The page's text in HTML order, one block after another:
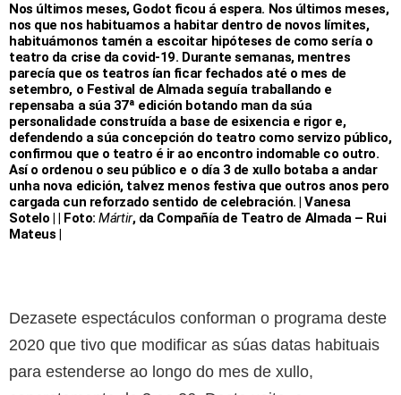
Nos últimos meses, Godot ficou á espera. Nos últimos meses,
nos que nos habituamos a habitar dentro de novos límites,
habituámonos tamén a escoitar hipóteses de como sería o
teatro da crise da covid-19. Durante semanas, mentres
parecía que os teatros ían ficar fechados até o mes de
setembro, o Festival de Almada seguía traballando e
repensaba a súa 37ª edición botando man da súa
personalidade construída a base de esixencia e rigor e,
defendendo a súa concepción do teatro como servizo público,
confirmou que o teatro é ir ao encontro indomable co outro.
Así o ordenou o seu público e o día 3 de xullo botaba a andar
unha nova edición, talvez menos festiva que outros anos pero
cargada cun reforzado sentido de celebración. | Vanesa
Sotelo | | Foto:Mártir, da Compañía de Teatro de Almada – Rui
Mateus |
Dezasete espectáculos conforman o programa deste
2020 que tivo que modificar as súas datas habituais
para estenderse ao longo do mes de xullo,